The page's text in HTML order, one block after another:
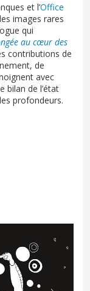
et l’Office
images rares
qui
au cœur des
contributions de
de
avec
bilan de l’état
profondeurs.